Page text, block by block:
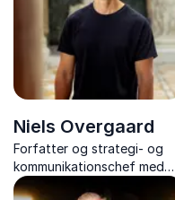
Niels Overgaard
Forfatter og strategi- og
kommunikationschef med
foredrag om inspiration til